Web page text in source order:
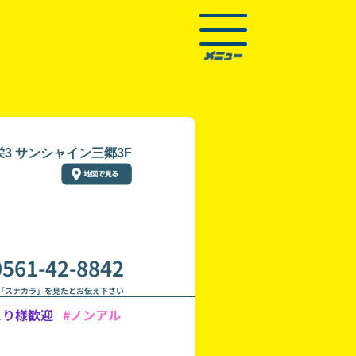
サンシャイン三郷3F
42-8842
スナカラ」を見たとお伝え下さい
様歓迎 #ノンアル